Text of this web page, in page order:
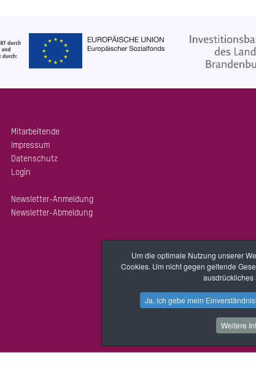
Um die optimale Nutzung unserer
Cookies. Um nicht gegen geltende
ausdrückliches
Ja, ich gebe mein
Weitere
Mitarbeitende
Impressum
Datenschutz
Login
Newsletter-Anmeldung
Newsletter-Abmeldung